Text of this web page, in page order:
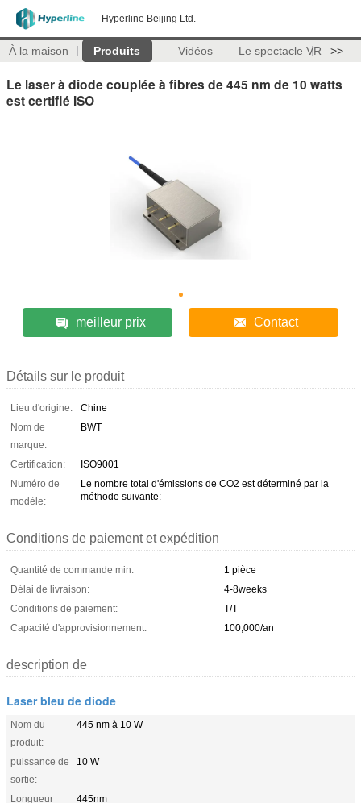
Hyperline Beijing Ltd.
À la maison Produits Vidéos Le spectacle VR >>
Le laser à diode couplée à fibres de 445 nm de 10 watts
est certifié ISO
meilleur prix Contact
Détails sur le produit
Lieu d'origine:
Chine
Nom de
marque:
BWT
Certification:
ISO9001
Numéro de
modèle:
Le nombre total d'émissions de CO2 est déterminé par la
méthode suivante:
Conditions de paiement et expédition
Quantité de commande min:
1 pièce
Délai de livraison:
4-8weeks
Conditions de paiement:
T/T
Capacité d'approvisionnement:
100,000/an
description de
Laser bleu de diode
Nom du
produit:
445 nm à 10 W
puissance de
sortie:
10 W
Longueur
445nm